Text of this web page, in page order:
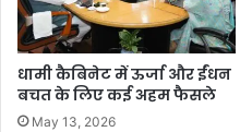
धामी कैबिनेट में ऊर्जा और ईंधन
बचत के लिए कई अहम फैसले
May 13, 2026